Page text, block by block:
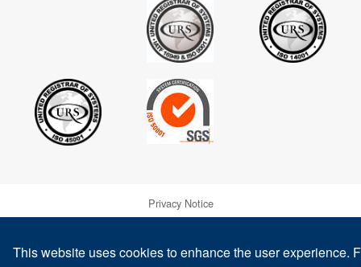
Privacy Notice
This website uses cookies to enhance the user experience.